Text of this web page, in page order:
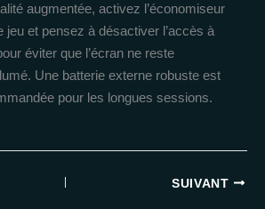
augmentée, activez l’économiseur
jeu et pensez à désactiver l’accès à
éviter que l’écran ne reste
Une batterie externe robuste est
pour les longues sessions.
SUIVANT